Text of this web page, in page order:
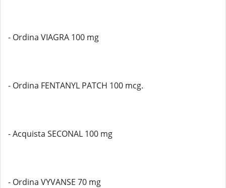
- Ordina VIAGRA 100 mg
- Ordina FENTANYL PATCH 100 mcg.
- Acquista SECONAL 100 mg
- Ordina VYVANSE 70 mg